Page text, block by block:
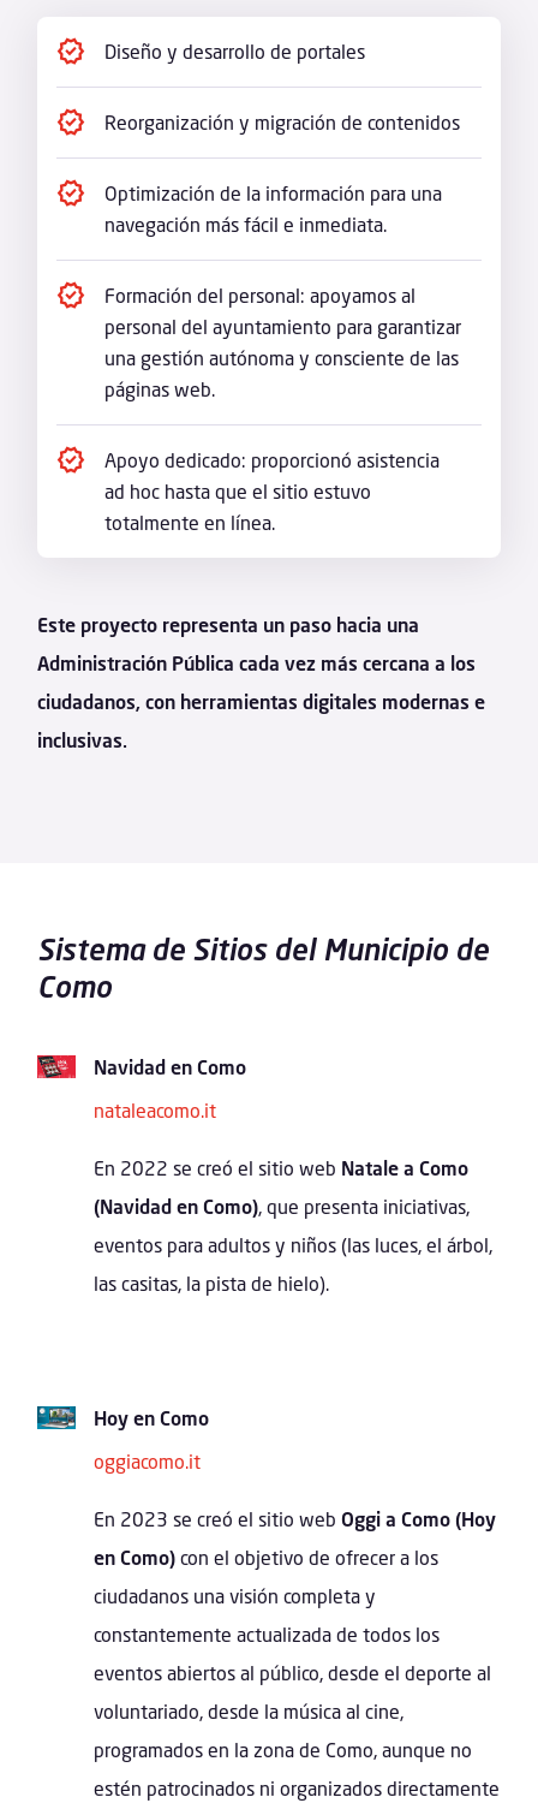
Diseño y desarrollo de portales
Reorganización y migración de contenidos
Optimización de la información para una
navegación más fácil e inmediata.
Formación del personal: apoyamos al
personal del ayuntamiento para garantizar
una gestión autónoma y consciente de las
páginas web.
Apoyo dedicado: proporcionó asistencia
ad hoc hasta que el sitio estuvo
totalmente en línea.
Este proyecto representa un paso hacia una
Administración Pública cada vez más cercana a los
ciudadanos, con herramientas digitales modernas e
inclusivas.
Sistema de Sitios del Municipio de
Como
Navidad en Como
nataleacomo.it
En 2022 se creó el sitio web Natale a Como
(Navidad en Como), que presenta iniciativas,
eventos para adultos y niños (las luces, el árbol,
las casitas, la pista de hielo).
Hoy en Como
oggiacomo.it
En 2023 se creó el sitio webOggi a Como (Hoy
en Como) con el objetivo de ofrecer a los
ciudadanos una visión completa y
constantemente actualizada de todos los
eventos abiertos al público, desde el deporte al
voluntariado, desde la música al cine,
programados en la zona de Como, aunque no
estén patrocinados ni organizados directamente